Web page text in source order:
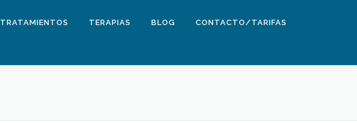
TRATAMIENTOS TERAPIAS BLOG CONTACTO/TARIFAS